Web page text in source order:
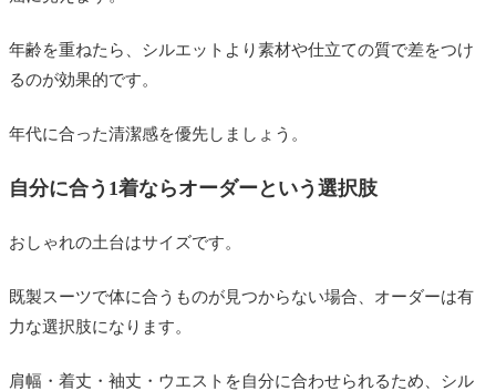
年齢を重ねたら、シルエットより素材や仕立ての質で差をつけ
るのが効果的です。
年代に合った清潔感を優先しましょう。
自分に合う1着ならオーダーという選択肢
おしゃれの土台はサイズです。
既製スーツで体に合うものが見つからない場合、オーダーは有
力な選択肢になります。
肩幅・着丈・袖丈・ウエストを自分に合わせられるため、シル